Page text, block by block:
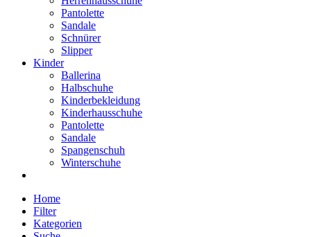
Pantolette
Sandale
Schnürer
Slipper
Kinder
Ballerina
Halbschuhe
Kinderbekleidung
Kinderhausschuhe
Pantolette
Sandale
Spangenschuh
Winterschuhe
Home
Filter
Kategorien